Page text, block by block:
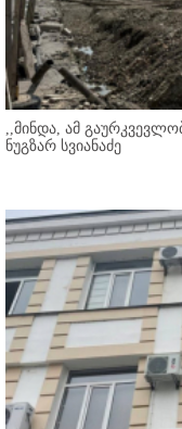
,,მინდა, ამ
ნუგზარ სვიანაძე